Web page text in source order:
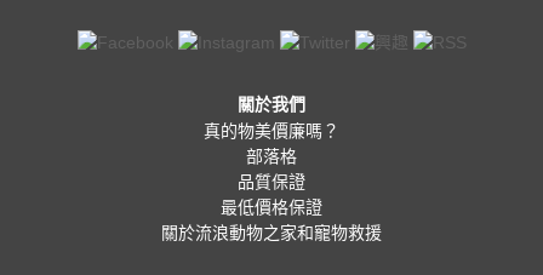
關於我們
真的物美價廉嗎？
部落格
品質保證
最低價格保證
關於流浪動物之家和寵物救援